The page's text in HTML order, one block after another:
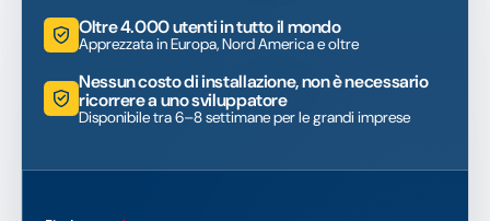
Oltre 4.000 utenti in tutto il mondo
Apprezzata in Europa, Nord America e oltre
Nessun costo di installazione, non è necessario
ricorrere a uno sviluppatore
Disponibile tra 6–8 settimane per le grandi imprese